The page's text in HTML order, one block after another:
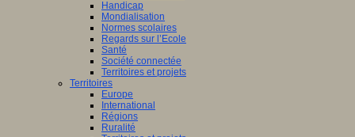
Handicap
Mondialisation
Normes scolaires
Regards sur l’Ecole
Santé
Société connectée
Territoires et projets
Territoires
Europe
International
Régions
Ruralité